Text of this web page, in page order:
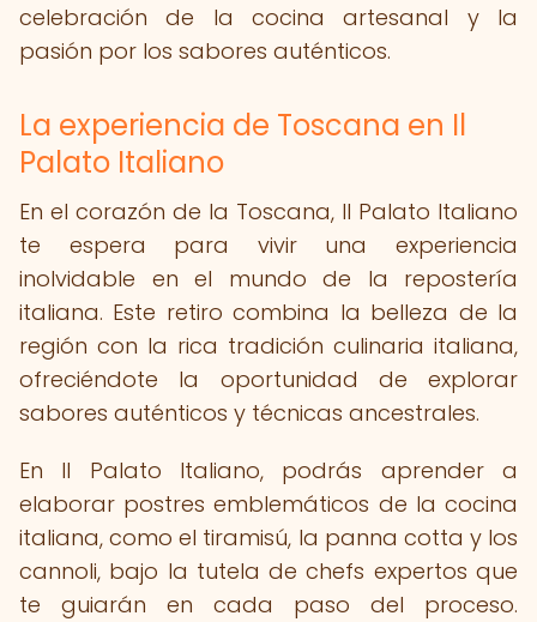
celebración de la cocina artesanal y la
pasión por los sabores auténticos.
La experiencia de Toscana en Il
Palato Italiano
En el corazón de la Toscana, Il Palato Italiano
te espera para vivir una experiencia
inolvidable en el mundo de la repostería
italiana. Este retiro combina la belleza de la
región con la rica tradición culinaria italiana,
ofreciéndote la oportunidad de explorar
sabores auténticos y técnicas ancestrales.
En Il Palato Italiano, podrás aprender a
elaborar postres emblemáticos de la cocina
italiana, como el tiramisú, la panna cotta y los
cannoli, bajo la tutela de chefs expertos que
te guiarán en cada paso del proceso.